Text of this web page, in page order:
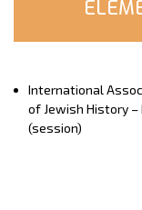
International
of Jewish History –
(session)